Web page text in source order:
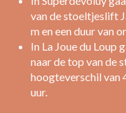
van de stoeltjeslift
m en een duur van
In La Joue du Loup
naar de top van de
hoogteverschil van
uur.